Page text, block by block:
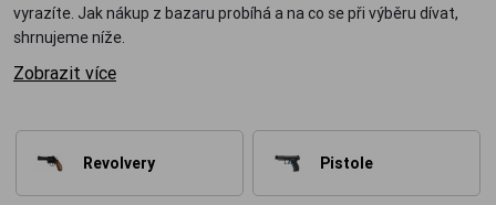
vyrazíte. Jak nákup z bazaru probíhá a na co se při výběru dívat,
shrnujeme níže.
Zobrazit více
Revolvery Pistole